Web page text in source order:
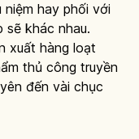
niệm hay phối với
sẽ khác nhau.
xuất hàng loạt
thủ công truyền
đến vài chục